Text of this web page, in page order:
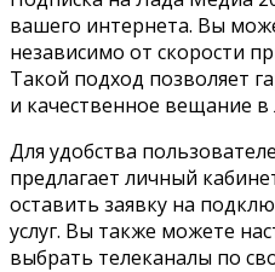
вашего интернета. Вы
независимо от скорости
Такой подход позволяет
и качественное вещание
Для удобства
предлагает личный
оставить заявку на
услуг. Вы также можете
выбрать телеканалы по